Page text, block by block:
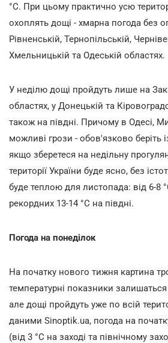
°С. При цьому практично усю
охоплять дощі - хмарна погода без
Рівненській, Тернопільській,
Хмельницькій та Одеській областях.
У неділю дощі пройдуть лише на
областях, у Донецькій та
також на півдні. Причому в Одесі,
можливі грози - обов'язково беріть
якщо зберетеся на недільну
території України буде ясно, без
буде теплою для листопада: від 6-8
рекордних 13-14 °С на півдні.
Погода на понеділок
На початку нового тижня картина
температурні показники залишаться
але дощі пройдуть уже по всій
даними Sinoptik.ua, погода на
(від 3 °С на заході та північному